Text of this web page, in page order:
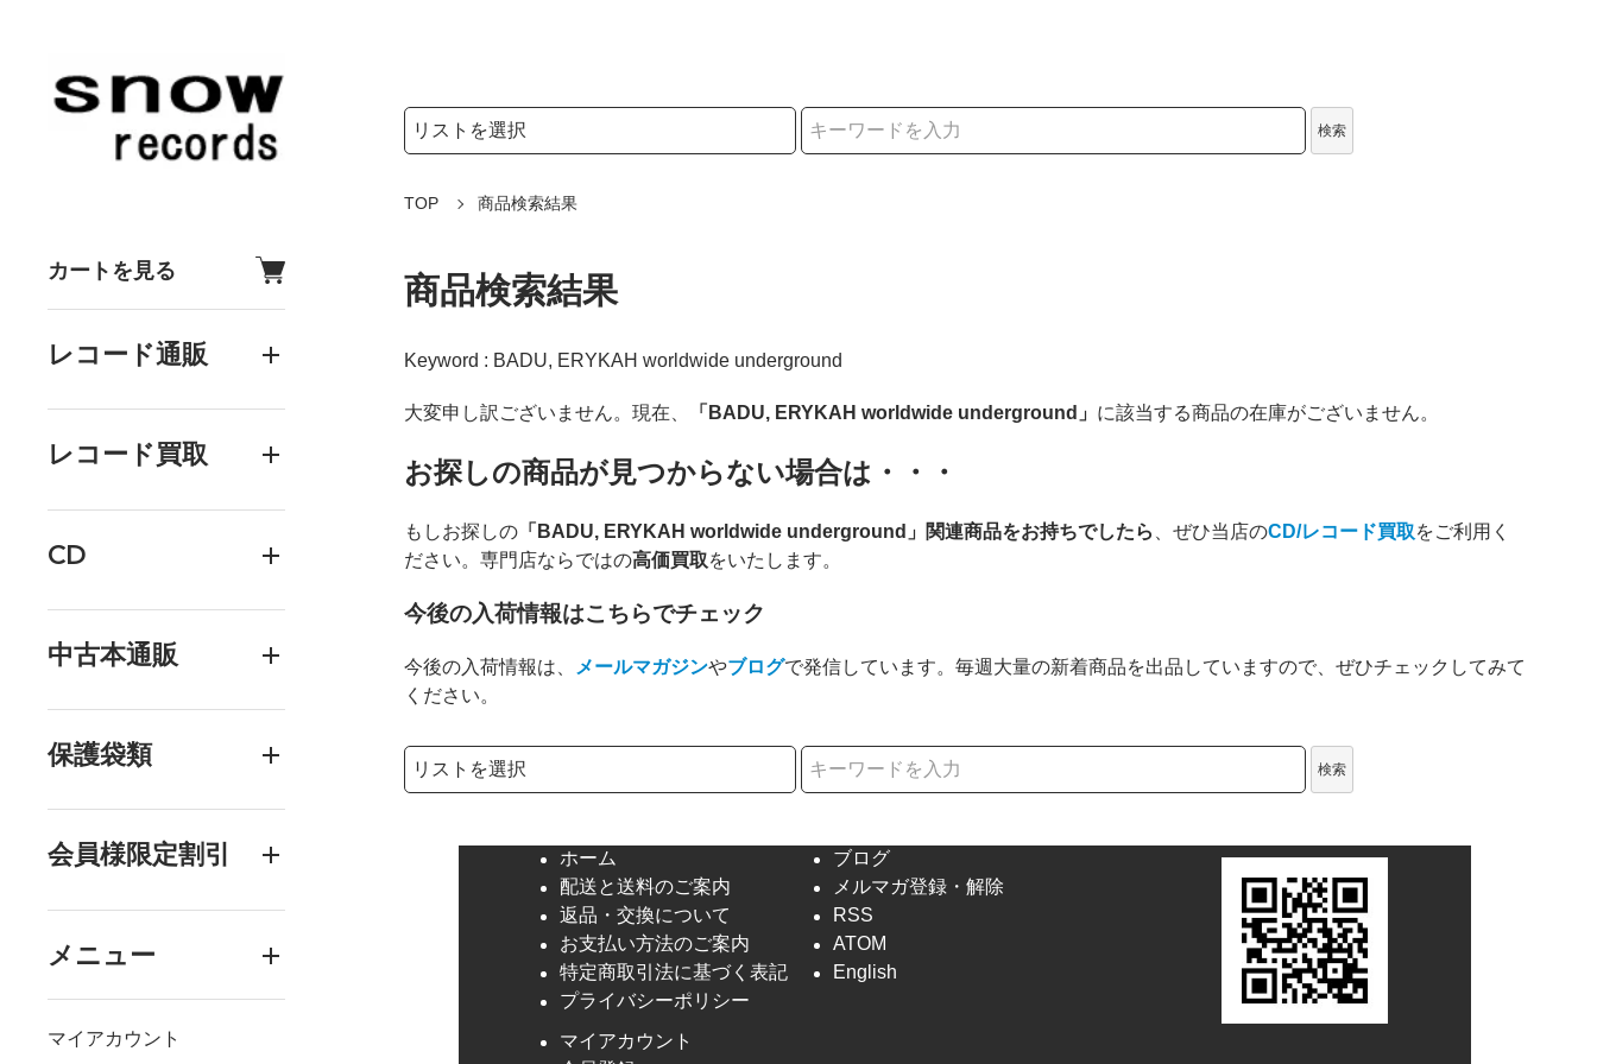
カートを見る
レコード通販
レコード買取
CD
中古本通販
保護袋類
会員様限定割引
メニュー
マイアカウント
検索リストの選択
検索
TOP 商品検索結果
商品検索結果
Keyword : BADU, ERYKAH worldwide underground
大変申し訳ございません。現在、 「BADU, ERYKAH worldwide underground」 に該当する商品の在庫がございません。
お探しの商品が見つからない場合は・・・
もしお探しの 「BADU, ERYKAH worldwide underground」関連商品をお持ちでしたら 、ぜひ当店のCD/レコード買取をご利用く
ださい。専門店ならではの高価買取をいたします。
今後の入荷情報はこちらでチェック
今後の入荷情報は、 メールマガジンやブログで発信しています。毎週大量の新着商品を出品していますので、ぜひチェックしてみて
ください。
検索リストの選択
検索
ホーム
配送と送料のご案内
返品・交換について
お支払い方法のご案内
特定商取引法に基づく表記
プライバシーポリシー
ブログ
メルマガ登録・解除
RSS
ATOM
English
マイアカウント